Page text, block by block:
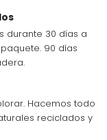
durante 30 días a
90 días
Hacemos todo
reciclados y